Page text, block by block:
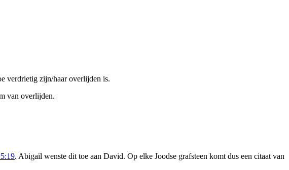
verdrietig zijn/haar overlijden is.
van overlijden.
. Abigaïl wenste dit toe aan David. Op elke Joodse grafsteen komt dus een citaat van